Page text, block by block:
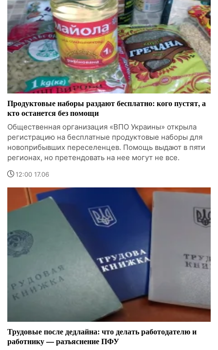
Продуктовые наборы раздают бесплатно: кого пустят, а
кто останется без помощи
Общественная организация «ВПО Украины» открыла
регистрацию на бесплатные продуктовые наборы для
новоприбывших переселенцев. Помощь выдают в пяти
регионах, но претендовать на нее могут не все.
12:00 17.06
Трудовые после дедлайна: что делать работодателю и
работнику — разъяснение ПФУ